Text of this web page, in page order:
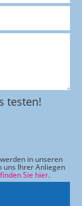
testen!
in unseren
uns Ihrer Anliegen
Sie hier.